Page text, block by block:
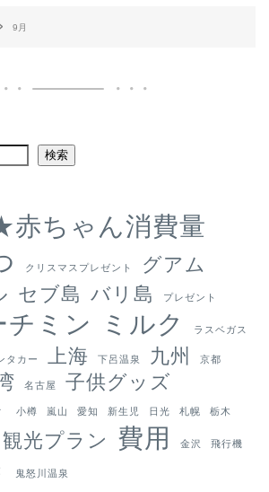
9月
検索
ちゃん消費量
クリスマスプレゼント
グアム
セブ島 バリ島 プレゼント
チミン ミルク ラスベガス
タカー 上海 下呂温泉 九州 京都
名古屋
子供グッズ
小樽 嵐山 愛知 新生児 日光 札幌 栃木
観光プラン 費用 金沢 飛行機
鬼怒川温泉